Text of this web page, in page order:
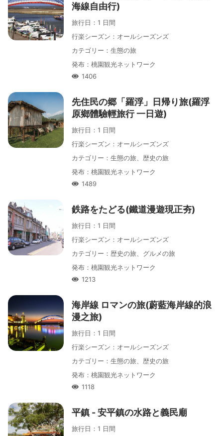
海線自由行)
旅行日 ： 1 日間
行楽シーズン ： オールシーズンズ
カテゴリー ： 生態の旅
発布 ： 桃園観光ネットワーク
人氣1406
先住民の郷「羅浮」日帰り旅(羅浮
原鄉體驗輕旅行 一日遊)
旅行日 ： 1 日間
行楽シーズン ： オールシーズンズ
カテゴリー ： 生態の旅、歴史の旅
発布 ： 桃園観光ネットワーク
人氣1489
鉄路をたどる(鐵道漫遊現正夯)
旅行日 ： 1 日間
行楽シーズン ： オールシーズンズ
カテゴリー ： 歴史の旅、グルメの旅
発布 ： 桃園観光ネットワーク
人氣1213
海岸線 ロマンの旅(蔚藍海岸線的浪
漫之旅)
旅行日 ： 1 日間
行楽シーズン ： オールシーズンズ
カテゴリー ： 生態の旅、歴史の旅
発布 ： 桃園観光ネットワーク
人氣1118
平鎮 - 安平鎮の水路と義民廟
旅行日 ： 1 日間